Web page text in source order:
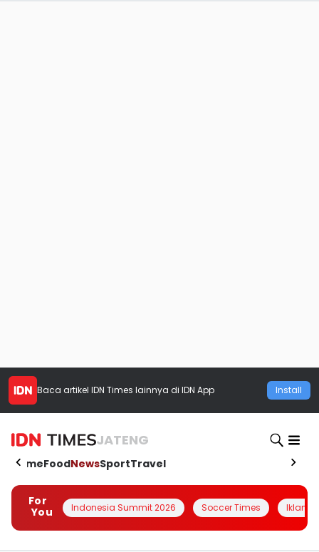
Baca artikel IDN Times lainnya di IDN App Install
JATENG
HomeFoodNewsSportTravel
For
You
Indonesia Summit 2026 Soccer Times Iklanin